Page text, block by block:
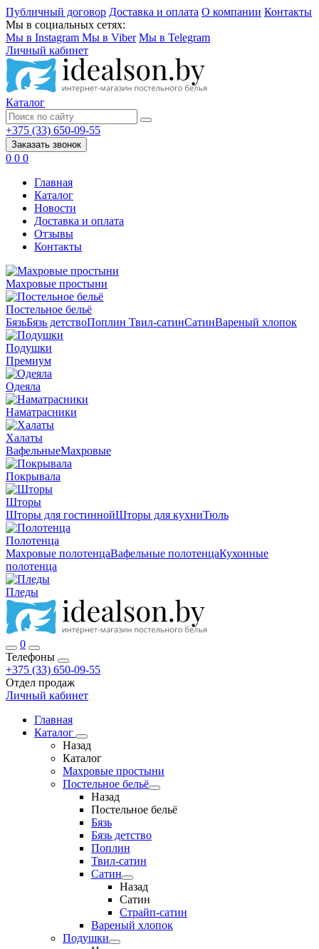
Публичный договор Доставка и оплата О компании Контакты
Мы в социальных сетях:
Мы в Instagram Мы в Viber Мы в Telegram
Личный кабинет
Каталог
+375 (33) 650-09-55
Заказать звонок
0 0 0
Главная
Каталог
Новости
Доставка и оплата
Отзывы
Контакты
Махровые простыни
Постельное бельё
БязьБязь детствоПоплин Твил-сатинСатинВареный хлопок
Подушки
Премиум
Одеяла
Наматрасники
Халаты
ВафельныеМахровые
Покрывала
Шторы
Шторы для гостиннойШторы для кухниТюль
Полотенца
Махровые полотенцаВафельные полотенцаКухонные
полотенца
Пледы
0
Телефоны
+375 (33) 650-09-55
Отдел продаж
Личный кабинет
Главная
Каталог
Назад
Каталог
Махровые простыни
Постельное бельё
Назад
Постельное бельё
Бязь
Бязь детство
Поплин
Твил-сатин
Сатин
Назад
Сатин
Страйп-сатин
Вареный хлопок
Подушки